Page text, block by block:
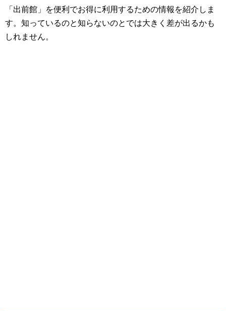
「出前館」を便利でお得に利用するための情報を紹介しま
す。知っているのと知らないのとでは大きく差が出るかも
しれません。